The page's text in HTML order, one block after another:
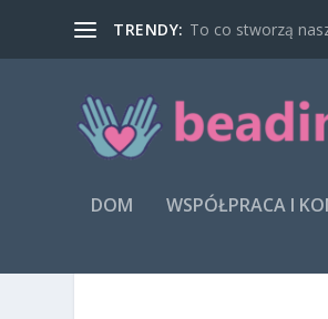
TRENDY: To co stworzą
DOM WSPÓŁPRACA I